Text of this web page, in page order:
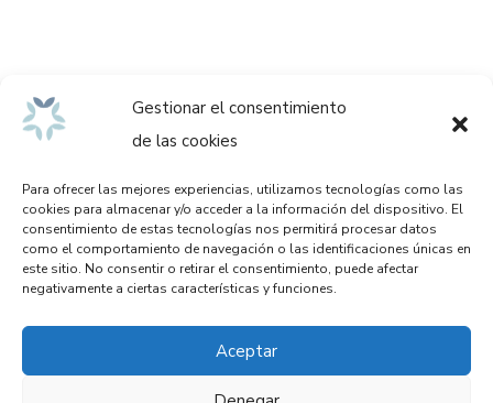
Gestionar el consentimiento
de las cookies
Para ofrecer las mejores experiencias, utilizamos tecnologías como las
cookies para almacenar y/o acceder a la información del dispositivo. El
consentimiento de estas tecnologías nos permitirá procesar datos
como el comportamiento de navegación o las identificaciones únicas en
este sitio. No consentir o retirar el consentimiento, puede afectar
negativamente a ciertas características y funciones.
Aceptar
Aviso legal
Política de privacidad